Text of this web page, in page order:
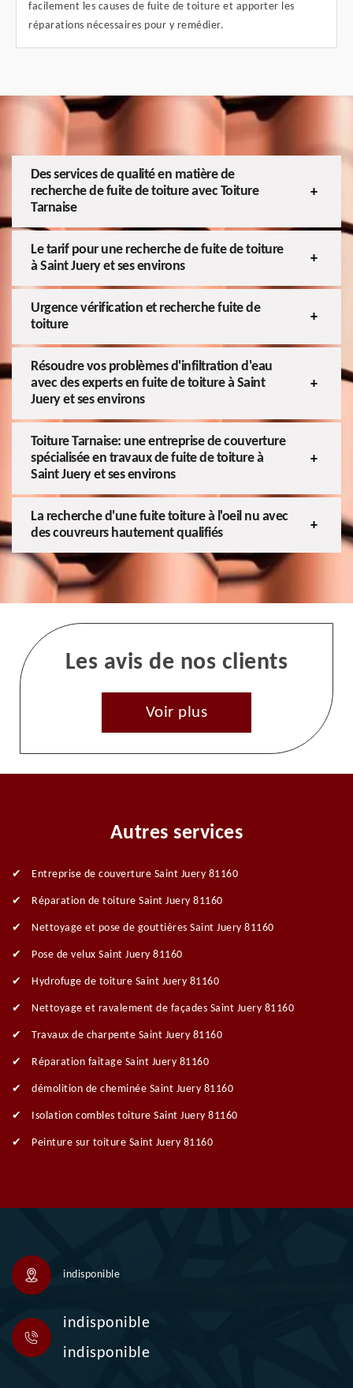
facilement les causes de fuite de toiture et apporter les
réparations nécessaires pour y remédier.
Des services de qualité en matière de
recherche de fuite de toiture avec Toiture
Tarnaise
Le tarif pour une recherche de fuite de toiture
à Saint Juery et ses environs
Urgence vérification et recherche fuite de
toiture
Résoudre vos problèmes d'infiltration d'eau
avec des experts en fuite de toiture à Saint
Juery et ses environs
Toiture Tarnaise: une entreprise de couverture
spécialisée en travaux de fuite de toiture à
Saint Juery et ses environs
La recherche d'une fuite toiture à l'oeil nu avec
des couvreurs hautement qualifiés
Les avis de nos clients
Voir plus
Autres services
Entreprise de couverture Saint Juery 81160
Réparation de toiture Saint Juery 81160
Nettoyage et pose de gouttières Saint Juery 81160
Pose de velux Saint Juery 81160
Hydrofuge de toiture Saint Juery 81160
Nettoyage et ravalement de façades Saint Juery 81160
Travaux de charpente Saint Juery 81160
Réparation faitage Saint Juery 81160
démolition de cheminée Saint Juery 81160
Isolation combles toiture Saint Juery 81160
Peinture sur toiture Saint Juery 81160
indisponible
indisponible
indisponible